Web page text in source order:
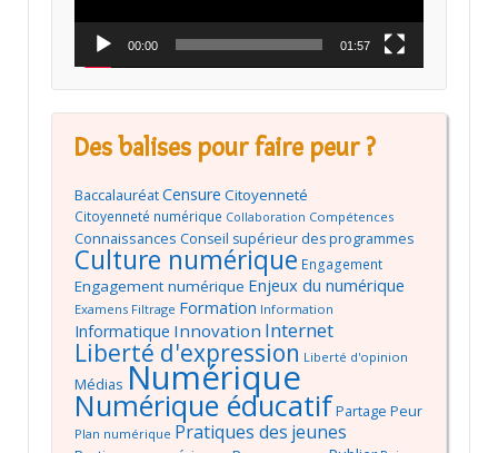
00:00 01:57
Des balises pour faire peur ?
BaccalauréatCensure Citoyenneté
Citoyenneté numérique Collaboration Compétences
Connaissances Conseil supérieur des programmes
Culture numérique Engagement
Engagement numérique Enjeux du numérique
Examens Filtrage Formation Information
Informatique Innovation Internet
Liberté d'expression Liberté d'opinion
Médias Numérique
Numérique éducatifPartage Peur
Plan numérique Pratiques des jeunes